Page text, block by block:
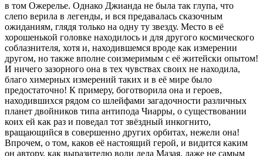
в том Ожерелье. Однако Джианда не была так глупа, что
слепо верила в легенды, и вся предавалась сказочным
ожиданиям, глядя только на одну ту звезду. Место в её
хорошенькой головке находилось и для другого космического
соблазнителя, хотя и, находившемся вроде как измерении
другом, но также вполне соизмеримым с её житейски опытом!
И ничего зазорного она в тех чувствах своих не находила,
благо химерных измерений таких и в её мире было
предостаточно! К примеру, боготворила она и героев,
находившихся рядом со шлейфами загадочности различных
планет двойников типа антипода Чиарры, о существовании
коих ей как раз и поведал тот звёздный инкогнито,
вращающийся в совершенно других орбитах, нежели она!
Впрочем, о том, каков её настоящий герой, и видится каким
он автору, как выразителю воли деда Мазая, даже не самым